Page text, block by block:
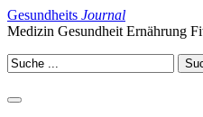
Gesundheits Journal
Medizin Gesundheit Ernährung